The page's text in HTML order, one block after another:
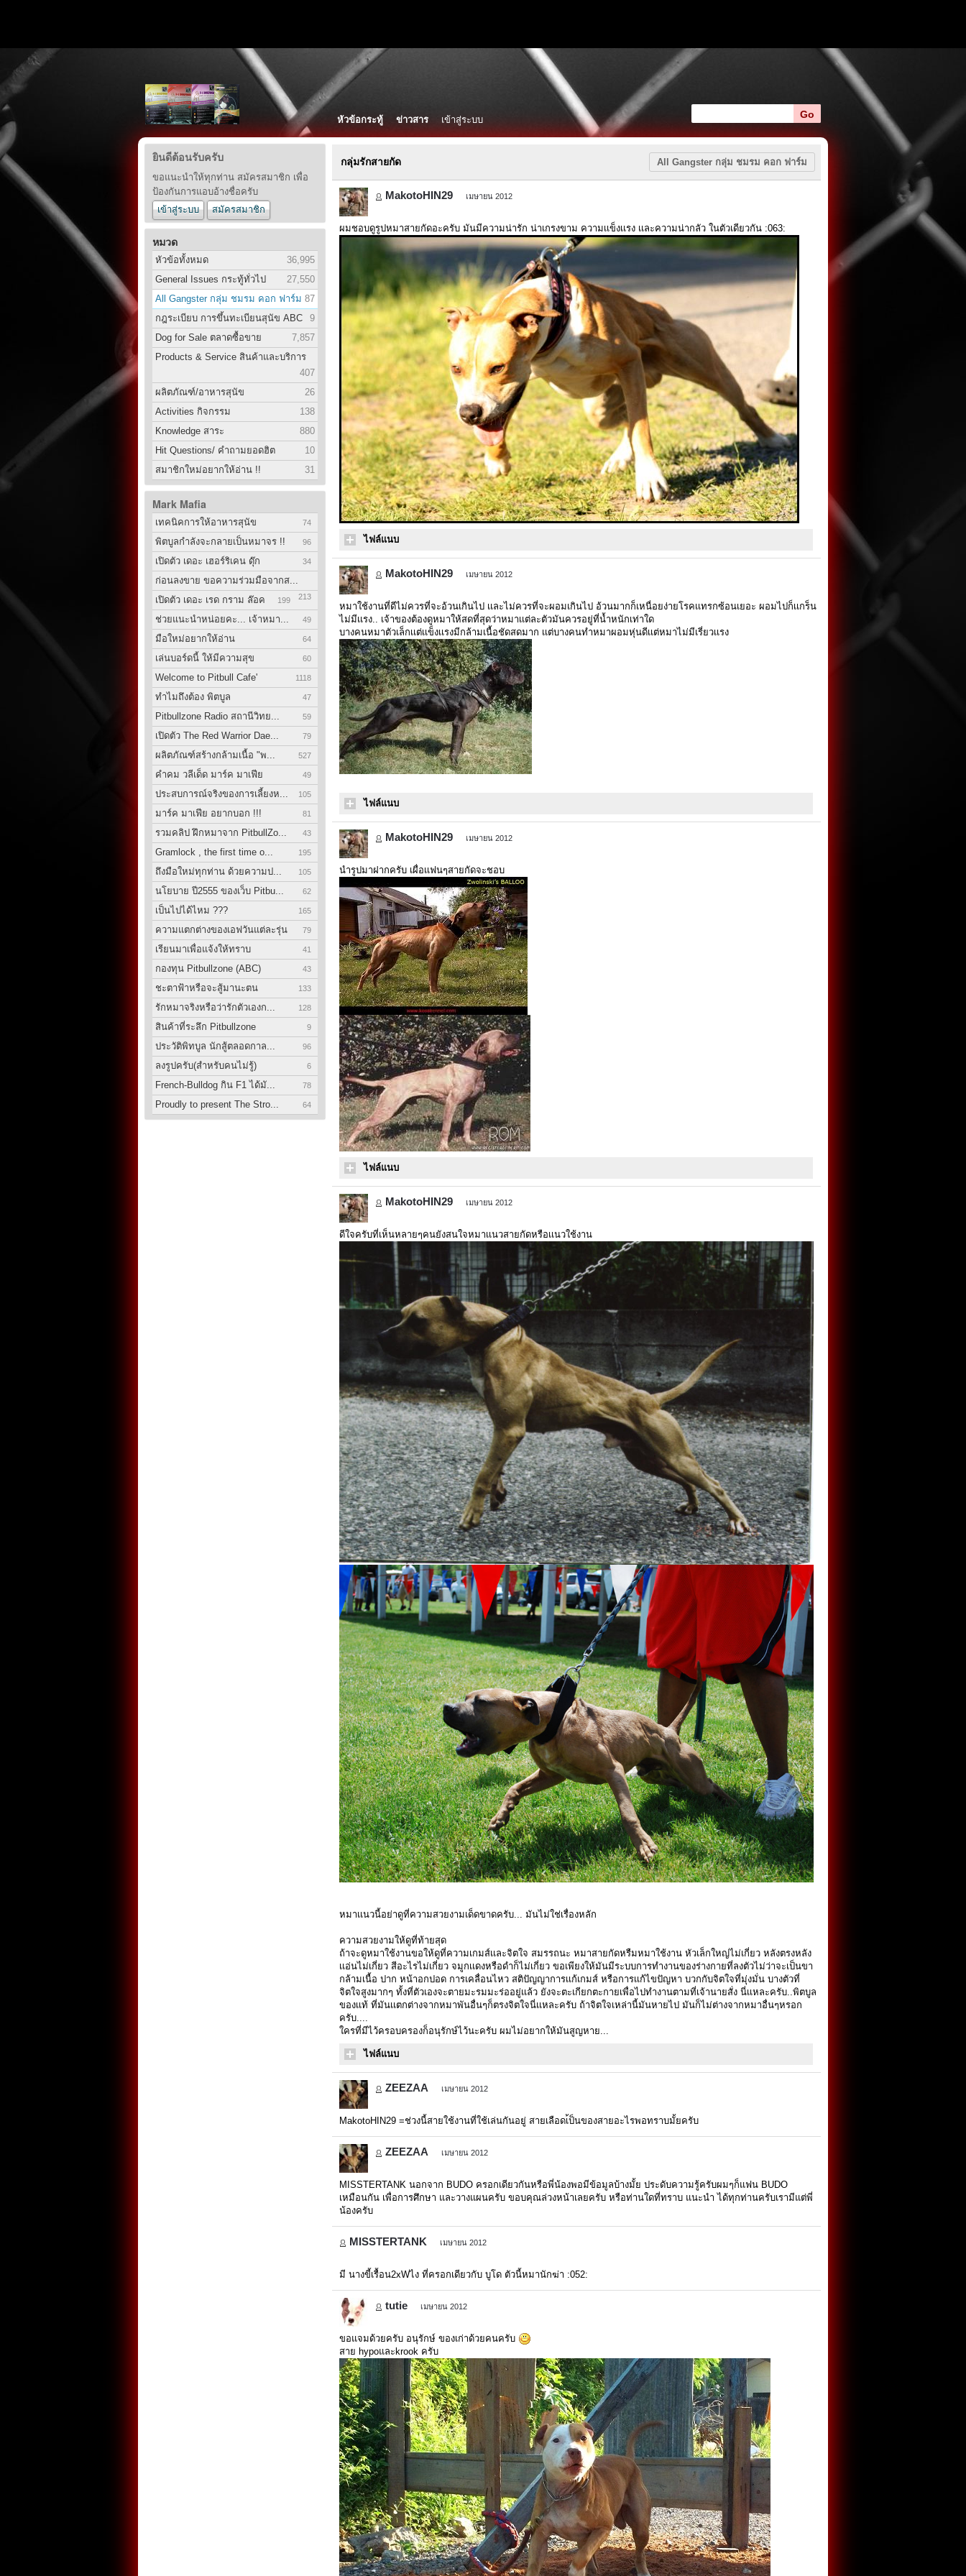
หัวข้อกระทู้ ข่าวสาร เข้าสู่ระบบ
ยินดีต้อนรับครับ
ขอแนะนำให้ทุกท่าน สมัครสมาชิก เพื่อ
ป้องกันการแอบอ้างชื่อครับ
เข้าสู่ระบบ
สมัครสมาชิก
หมวด
หัวข้อทั้งหมด
36,995
General Issues กระทู้ทั่วไป
27,550
All Gangster กลุ่ม ชมรม คอก ฟาร์ม 87
กฎระเบียบ การขึ้นทะเบียนสุนัข ABC
9
Dog for Sale ตลาดซื้อขาย
7,857
Products & Service สินค้าและบริการ
407
ผลิตภัณฑ์/อาหารสุนัข
26
Activities กิจกรรม
138
Knowledge สาระ
880
Hit Questions/ คำถามยอดฮิต
10
สมาชิกใหม่อยากให้อ่าน !!
31
Mark Mafia
เทคนิคการให้อาหารสุนัข 74
พิตบูลกำลังจะกลายเป็นหมาจร !! 96
เปิดตัว เดอะ เฮอร์ริเคน ดุ๊ก 34
ก่อนลงขาย ขอความร่วมมือจากส...
213
เปิดตัว เดอะ เรด กราม ล๊อค 199
ช่วยแนะนำหน่อยคะ... เจ้าหมา... 49
มือใหม่อยากให้อ่าน 64
เล่นบอร์ดนี้ ให้มีความสุข 60
Welcome to Pitbull Cafe' 1118
ทำไมถึงต้อง พิตบูล 47
Pitbullzone Radio สถานีวิทย... 59
เปิดตัว The Red Warrior Dae... 79
ผลิตภัณฑ์สร้างกล้ามเนื้อ "พ... 527
คำคม วลีเด็ด มาร์ค มาเฟีย 49
ประสบการณ์จริงของการเลี้ยงห... 105
มาร์ค มาเฟีย อยากบอก !!! 81
รวมคลิป ฝึกหมาจาก PitbullZo... 43
Gramlock , the first time o... 195
ถึงมือใหม่ทุกท่าน ด้วยความป... 105
นโยบาย ปี2555 ของเว็บ Pitbu... 62
เป็นไปได้ไหม ??? 165
ความแตกต่างของเอฟวันแต่ละรุ่น 79
เรียนมาเพื่อแจ้งให้ทราบ 41
กองทุน Pitbullzone (ABC) 43
ชะตาฟ้าหรือจะสู้มานะตน 133
รักหมาจริงหรือว่ารักตัวเองก... 128
สินค้าที่ระลึก Pitbullzone 9
ประวัติพิทบูล นักสู้ตลอดกาล... 96
ลงรูปครับ(สำหรับคนไม่รู้) 6
French-Bulldog กิน F1 ได้มั... 78
Proudly to present The Stro... 64
All Gangster กลุ่ม ชมรม คอก ฟาร์ม
กลุ่มรักสายกัด
MakotoHIN29 เมษายน 2012
ผมชอบดูรูปหมาสายกัดอะครับ มันมีความน่ารัก น่าเกรงขาม ความเเข็งเเรง เเละความน่ากลัว ในตัวเดียวกัน :063:
ไฟล์แนบ
MakotoHIN29 เมษายน 2012
หมาใช้งานที่ดีไม่ควรที่จะอ้วนเกินไป เเละไม่ควรที่จะผอมเกินไป อ้วนมากก็เหนื่อยง่ายโรคเเทรกซ้อนเยอะ ผอมไปก็เเกร็น
ไม่มีเเรง.. เจ้าของต้องดูหมาให้สดที่สุดว่าหมาเเต่ละตัวมันควรอยู่ที่น้ำหนักเท่าใด
บางคนหมาตัวเล็กเเต่เเข็งเเรงมีกล้ามเนื้อชัดสดมาก เเต่บางคนทำหมาผอมหุ่นดีเเต่หมาไม่มีเรี่ยวเเรง
ไฟล์แนบ
MakotoHIN29 เมษายน 2012
นำรูปมาฝากครับ เผื่อเเฟนๆสายกัดจะชอบ
ไฟล์แนบ
MakotoHIN29 เมษายน 2012
ดีใจครับที่เห็นหลายๆคนยังสนใจหมาเเนวสายกัดหรือเเนวใช้งาน
หมาเเนวนี้อย่าดูที่ความสวยงามเด็ดขาดครับ... มันไม่ใช่เรื่องหลัก
ความสวยงามให้ดูที่ท้ายสุด
ถ้าจะดูหมาใช้งานขอให้ดูที่ความเกมส์เเละจิตใจ สมรรถนะ หมาสายกัดหรืมหมาใช้งาน หัวเล็กใหญ่ไม่เกี่ยว หลังตรงหลัง
เเอ่นไม่เกี่ยว สีอะไรไม่เกี่ยว จมูกเเดงหรือดำก็ไม่เกี่ยว ขอเพียงให้มันมีระบบการทำงานของร่างกายที่ลงตัวไม่ว่าจะเป็นขา
กล้ามเนื้อ ปาก หน้าอกปอด การเคลื่อนไหว สติปัญญาการเเก้เกมส์ หรือการเเก้ไขปัญหา บวกกับจิตใจที่มุ่งมั่น บางตัวที่
จิตใจสูงมากๆ ทั้งที่ตัวเองจะตายมะรมมะร่ออยู่เเล้ว ยังจะตะเกียกตะกายเพื่อไปทำงานตามที่เจ้านายสั่ง นี่เเหละครับ..พิตบูล
ของเเท้ ที่มันเเตกต่างจากหมาพันอื่นๆก็ตรงจิตใจนี่เเหละครับ ถ้าจิตใจเหล่านี้มันหายไป มันก็ไม่ต่างจากหมาอื่นๆหรอก
ครับ....
ใครที่มีไว้ครอบครองก็อนุรักษ์ไว้นะครับ ผมไม่อยากให้มันสูญหาย...
ไฟล์แนบ
ZEEZAA เมษายน 2012
MakotoHIN29 =ช่วงนี้สายใช้งานที่ใช้เล่นกันอยู่ สายเลือดเ้ป็นของสายอะไรพอทราบมั้ยครับ
ZEEZAA เมษายน 2012
MISSTERTANK นอกจาก BUDO ครอกเดียวกันหรือพี่น้องพอมีข้อมูลบ้างมั้ย ประดับความรู้ครับผมๆก็แฟน BUDO
เหมือนกัน เพื่อการศึกษา และวางแผนครับ ขอบคุณล่วงหน้าเลยครับ หรือท่านใดที่ทราบ แนะนำ ได้ทุกท่านครับเรามีแต่พี่
น้องครับ
MISSTERTANK เมษายน 2012
มี นางขี้เรื้อน2xWไง ที่ครอกเดียวกับ บูโด ตัวนี้หมานักฆ่า :052:
tutie เมษายน 2012
ขอแจมด้วยครับ อนุรักษ์ ของเก่าด้วยคนครับ
สาย hypoและkrook ครับ